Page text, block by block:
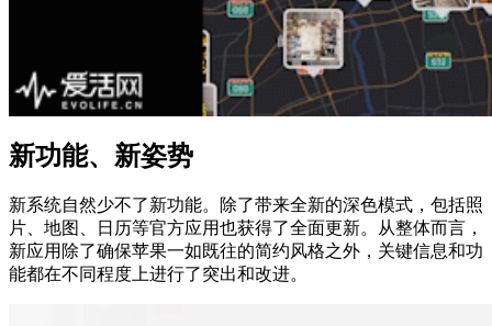
新功能、新姿势
新系统自然少不了新功能。除了带来全新的深色模式，包括照
片、地图、日历等官方应用也获得了全面更新。从整体而言，
新应用除了确保苹果一如既往的简约风格之外，关键信息和功
能都在不同程度上进行了突出和改进。